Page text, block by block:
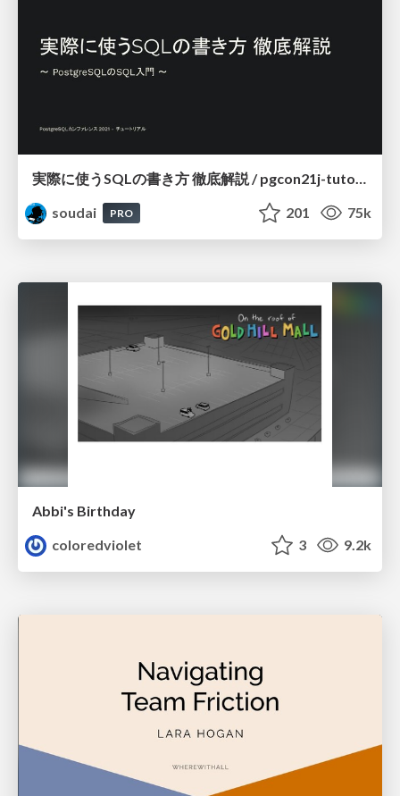
soudai
PRO 201 75k
Abbi's Birthday
coloredviolet
3 9.2k